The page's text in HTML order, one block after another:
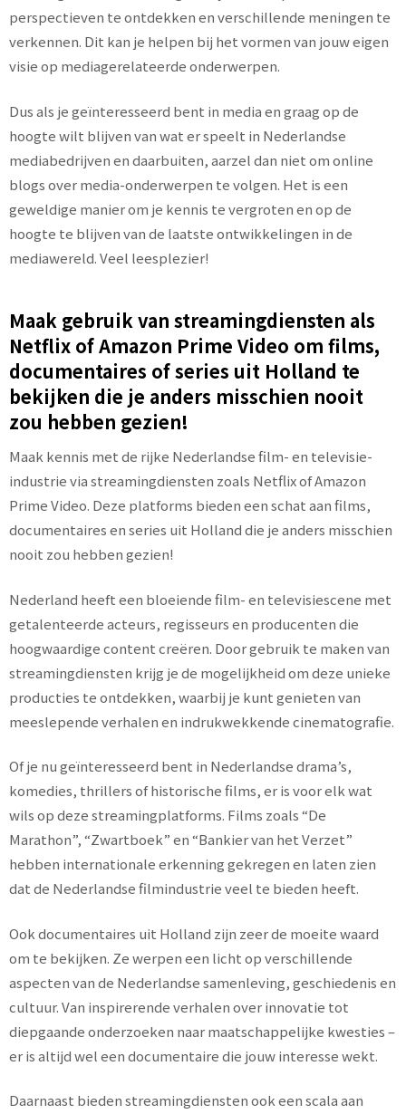
perspectieven te ontdekken en verschillende meningen te
verkennen. Dit kan je helpen bij het vormen van jouw eigen
visie op mediagerelateerde onderwerpen.
Dus als je geïnteresseerd bent in media en graag op de
hoogte wilt blijven van wat er speelt in Nederlandse
mediabedrijven en daarbuiten, aarzel dan niet om online
blogs over media-onderwerpen te volgen. Het is een
geweldige manier om je kennis te vergroten en op de
hoogte te blijven van de laatste ontwikkelingen in de
mediawereld. Veel leesplezier!
Maak gebruik van streamingdiensten als
Netflix of Amazon Prime Video om films,
documentaires of series uit Holland te
bekijken die je anders misschien nooit
zou hebben gezien!
Maak kennis met de rijke Nederlandse film- en televisie-
industrie via streamingdiensten zoals Netflix of Amazon
Prime Video. Deze platforms bieden een schat aan films,
documentaires en series uit Holland die je anders misschien
nooit zou hebben gezien!
Nederland heeft een bloeiende film- en televisiescene met
getalenteerde acteurs, regisseurs en producenten die
hoogwaardige content creëren. Door gebruik te maken van
streamingdiensten krijg je de mogelijkheid om deze unieke
producties te ontdekken, waarbij je kunt genieten van
meeslepende verhalen en indrukwekkende cinematografie.
Of je nu geïnteresseerd bent in Nederlandse drama’s,
komedies, thrillers of historische films, er is voor elk wat
wils op deze streamingplatforms. Films zoals “De
Marathon”, “Zwartboek” en “Bankier van het Verzet”
hebben internationale erkenning gekregen en laten zien
dat de Nederlandse filmindustrie veel te bieden heeft.
Ook documentaires uit Holland zijn zeer de moeite waard
om te bekijken. Ze werpen een licht op verschillende
aspecten van de Nederlandse samenleving, geschiedenis en
cultuur. Van inspirerende verhalen over innovatie tot
diepgaande onderzoeken naar maatschappelijke kwesties –
er is altijd wel een documentaire die jouw interesse wekt.
Daarnaast bieden streamingdiensten ook een scala aan